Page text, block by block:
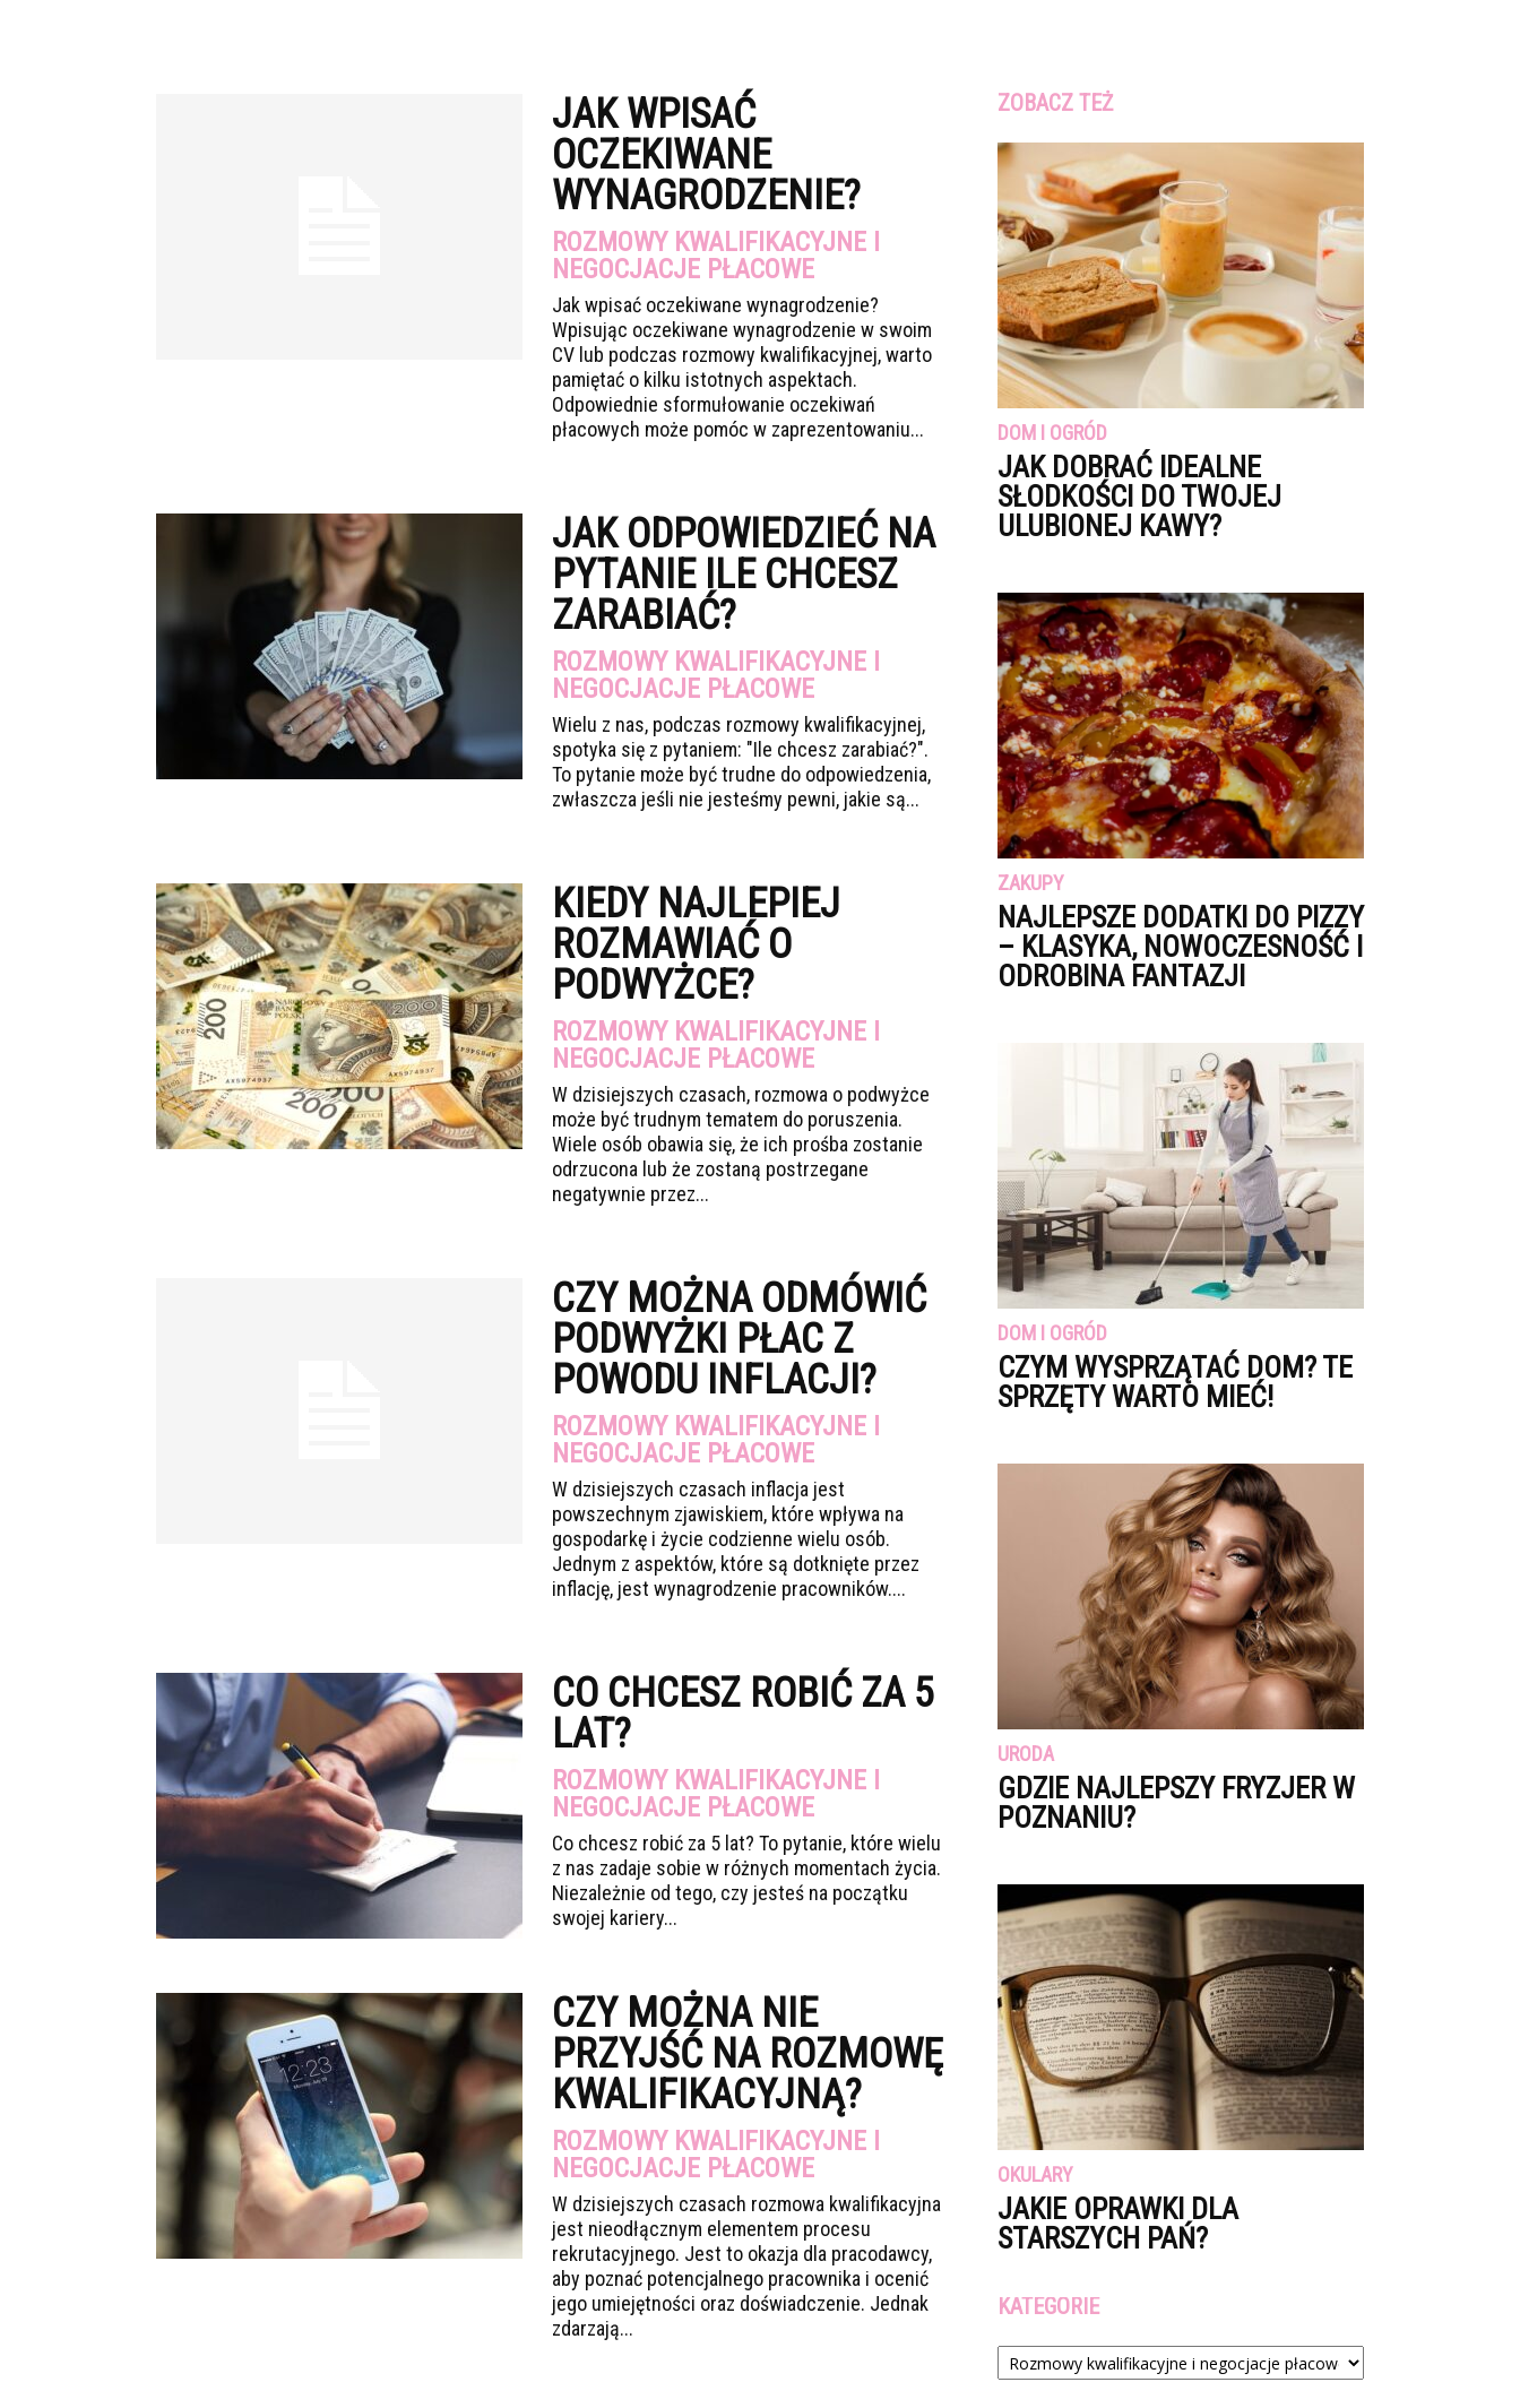
JAK WPISAĆ
OCZEKIWANE
WYNAGRODZENIE?
ROZMOWY KWALIFIKACYJNE I
NEGOCJACJE PŁACOWE
Jak wpisać oczekiwane wynagrodzenie?
Wpisując oczekiwane wynagrodzenie w swoim
CV lub podczas rozmowy kwalifikacyjnej, warto
pamiętać o kilku istotnych aspektach.
Odpowiednie sformułowanie oczekiwań
płacowych może pomóc w zaprezentowaniu...
JAK ODPOWIEDZIEĆ NA
PYTANIE ILE CHCESZ
ZARABIAĆ?
ROZMOWY KWALIFIKACYJNE I
NEGOCJACJE PŁACOWE
Wielu z nas, podczas rozmowy kwalifikacyjnej,
spotyka się z pytaniem: "Ile chcesz zarabiać?".
To pytanie może być trudne do odpowiedzenia,
zwłaszcza jeśli nie jesteśmy pewni, jakie są...
KIEDY NAJLEPIEJ
ROZMAWIAĆ O
PODWYŻCE?
ROZMOWY KWALIFIKACYJNE I
NEGOCJACJE PŁACOWE
W dzisiejszych czasach, rozmowa o podwyżce
może być trudnym tematem do poruszenia.
Wiele osób obawia się, że ich prośba zostanie
odrzucona lub że zostaną postrzegane
negatywnie przez...
CZY MOŻNA ODMÓWIĆ
PODWYŻKI PŁAC Z
POWODU INFLACJI?
ROZMOWY KWALIFIKACYJNE I
NEGOCJACJE PŁACOWE
W dzisiejszych czasach inflacja jest
powszechnym zjawiskiem, które wpływa na
gospodarkę i życie codzienne wielu osób.
Jednym z aspektów, które są dotknięte przez
inflację, jest wynagrodzenie pracowników....
CO CHCESZ ROBIĆ ZA 5
LAT?
ROZMOWY KWALIFIKACYJNE I
NEGOCJACJE PŁACOWE
Co chcesz robić za 5 lat? To pytanie, które wielu
z nas zadaje sobie w różnych momentach życia.
Niezależnie od tego, czy jesteś na początku
swojej kariery...
CZY MOŻNA NIE
PRZYJŚĆ NA ROZMOWĘ
KWALIFIKACYJNĄ?
ROZMOWY KWALIFIKACYJNE I
NEGOCJACJE PŁACOWE
W dzisiejszych czasach rozmowa kwalifikacyjna
jest nieodłącznym elementem procesu
rekrutacyjnego. Jest to okazja dla pracodawcy,
aby poznać potencjalnego pracownika i ocenić
jego umiejętności oraz doświadczenie. Jednak
zdarzają...
ZOBACZ TEŻ
DOM I OGRÓD
JAK DOBRAĆ IDEALNE
SŁODKOŚCI DO TWOJEJ
ULUBIONEJ KAWY?
ZAKUPY
NAJLEPSZE DODATKI DO PIZZY
– KLASYKA, NOWOCZESNOŚĆ I
ODROBINA FANTAZJI
DOM I OGRÓD
CZYM WYSPRZĄTAĆ DOM? TE
SPRZĘTY WARTO MIEĆ!
URODA
GDZIE NAJLEPSZY FRYZJER W
POZNANIU?
OKULARY
JAKIE OPRAWKI DLA
STARSZYCH PAŃ?
KATEGORIE
Kategorie